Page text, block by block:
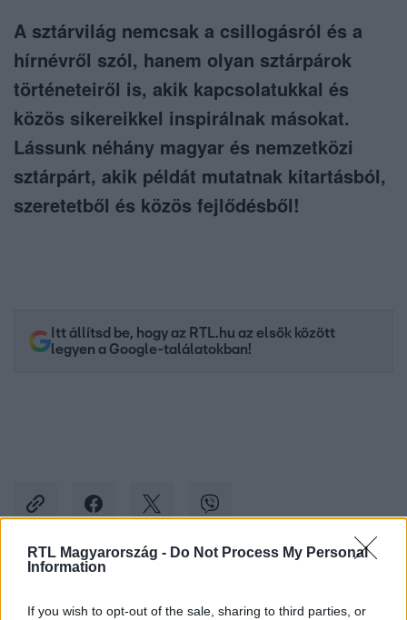
RTL Magyarország - Do Not Process My Personal
Information
If you wish to opt-out of the sale, sharing to third parties, or
A sztárvilág nemcsak a csillogásról és a
hírnévről szól, hanem olyan sztárpárok
történeteiről is, akik kapcsolatukkal és
közös sikereikkel inspirálnak másokat.
Lássunk néhány magyar és nemzetközi
sztárpárt, akik példát mutatnak kitartásból,
szeretetből és közös fejlődésből!
Itt állítsd be, hogy az RTL.hu az elsők között
legyen a Google-találatokban!
Facebookon is!